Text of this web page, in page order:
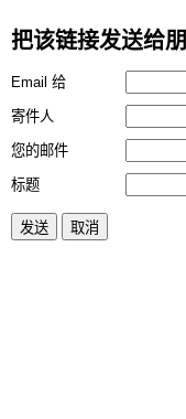
把该链接发送给
Email 给
寄件人
您的邮件
标题
发送 取消